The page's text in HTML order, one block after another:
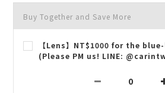
Buy Together and Save More
【Lens】NT$1000 for the
(Please PM us! LINE: